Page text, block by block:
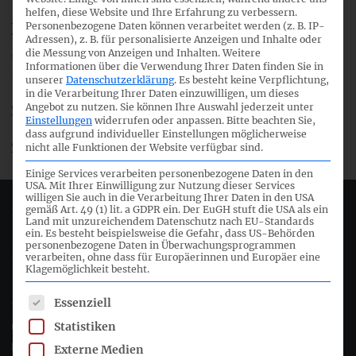
Am Sitzungstag wird der Zugang zum Live-Webcast auf der
Webseite der 66. Sitzung des IFRS-Fachausschusses bzw.
der 36. Sitzung des HGB-Fachausschusses zur Verfügung
stehen.
Tagesordnung 66. Sitzung IFRS-Fachausschuss
Tagesordnung 36. Sitzung HGB-Fachausschuss
Deutsches Rechnungslegungs Standards Committee e.V.
Joachimsthaler Str. 34
10719 Berlin
+49 (0)30 20 64 12 - 0
+49 (0)30 20 64 12 - 15
info@drsc.de
helfen, diese Website und Ihre Erfahrung zu verbessern.
Personenbezogene Daten können verarbeitet werden (z. B. IP-
Adressen), z. B. für personalisierte Anzeigen und Inhalte oder
die Messung von Anzeigen und Inhalten. Weitere
Informationen über die Verwendung Ihrer Daten finden Sie in
unserer Datenschutzerklärung. Es besteht keine Verpflichtung,
in die Verarbeitung Ihrer Daten einzuwilligen, um dieses
Angebot zu nutzen. Sie können Ihre Auswahl jederzeit unter
Einstellungen widerrufen oder anpassen. Bitte beachten Sie,
dass aufgrund individueller Einstellungen möglicherweise
nicht alle Funktionen der Website verfügbar sind.
Einige Services verarbeiten personenbezogene Daten in den
USA. Mit Ihrer Einwilligung zur Nutzung dieser Services
willigen Sie auch in die Verarbeitung Ihrer Daten in den USA
gemäß Art. 49 (1) lit. a GDPR ein. Der EuGH stuft die USA als ein
Land mit unzureichendem Datenschutz nach EU-Standards
ein. Es besteht beispielsweise die Gefahr, dass US-Behörden
personenbezogene Daten in Überwachungsprogrammen
verarbeiten, ohne dass für Europäerinnen und Europäer eine
Klagemöglichkeit besteht.
Es folgt eine Liste der Service-Gruppen, für die eine
Essenziell
Statistiken
Externe Medien